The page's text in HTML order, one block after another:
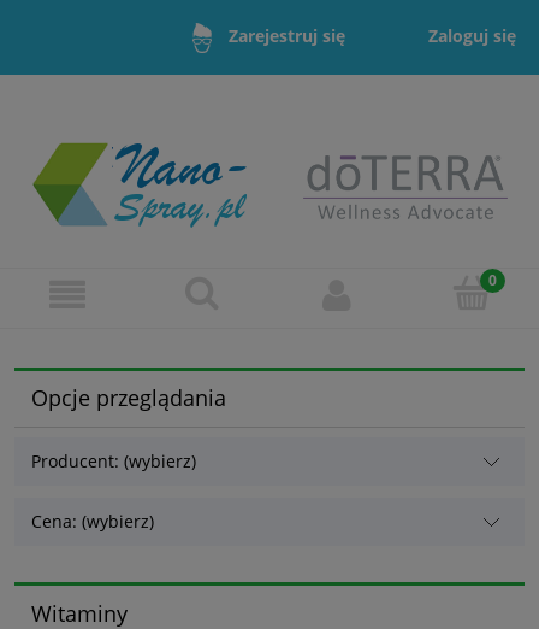
Zarejestruj się Zaloguj się
Opcje przeglądania
Producent: (wybierz)
Cena: (wybierz)
Witaminy